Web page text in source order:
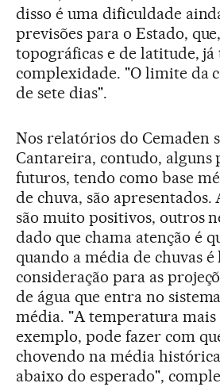
disso é uma dificuldade
previsões para o Estado,
topográficas e de latitude, já
complexidade. "O limite da
de sete dias".
Nos relatórios do Cemaden
Cantareira, contudo, alguns
futuros, tendo como base
de chuva, são apresentados.
são muito positivos, outros
dado que chama atenção é
quando a média de chuvas é
consideração para as
de água que entra no
média. "A temperatura
exemplo, pode fazer com
chovendo na média
abaixo do esperado",